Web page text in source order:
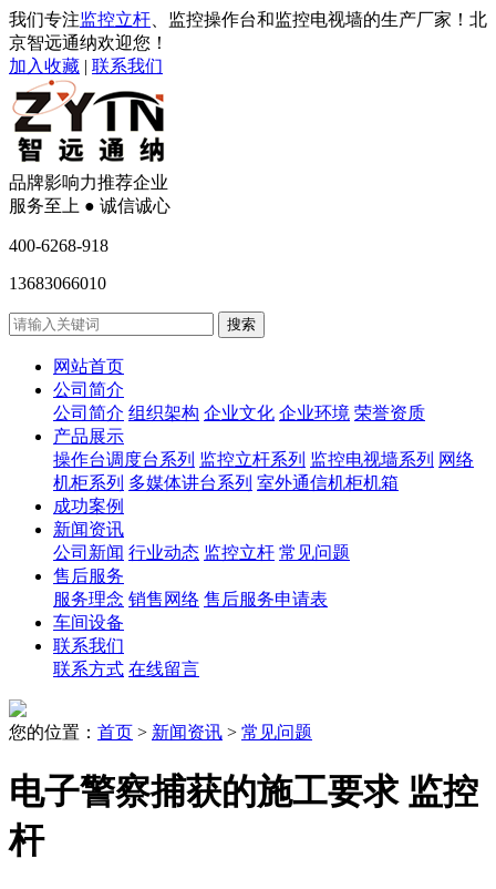
我们专注监控立杆 、监控操作台和监控电视墙的生产厂家！北
京智远通纳欢迎您！
加入收藏 | 联系我们
品牌影响力推荐企业
服务至上 ● 诚信诚心
400-6268-918
13683066010
网站首页
公司简介
公司简介 组织架构 企业文化 企业环境 荣誉资质
产品展示
操作台调度台系列 监控立杆系列 监控电视墙系列 网络
机柜系列 多媒体讲台系列 室外通信机柜机箱
成功案例
新闻资讯
公司新闻 行业动态 监控立杆 常见问题
售后服务
服务理念 销售网络 售后服务申请表
车间设备
联系我们
联系方式 在线留言
您的位置： 首页 > 新闻资讯 > 常见问题
电子警察捕获的施工要求 监控
杆